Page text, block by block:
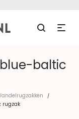
baltic
/
rugzak